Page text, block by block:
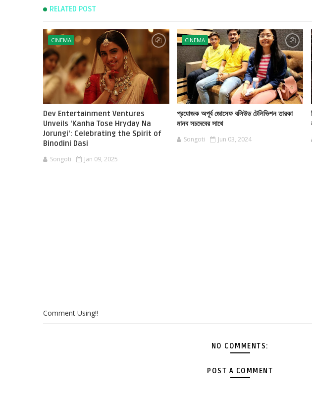
RELATED POST
CINEMA
Dev Entertainment Ventures
Unveils 'Kanha Tose Hryday Na
Jorungi': Celebrating the Spirit of
Binodini Dasi
Songoti Jan 09, 2025
CINEMA
প্রযোজক অপূর্ব জোসেফ বলিউড টেলিভিশন তারকা
মানব সচদেবের সাথে
Songoti Jun 03, 2024
Comment Using!!
NO COMMENTS:
POST A COMMENT